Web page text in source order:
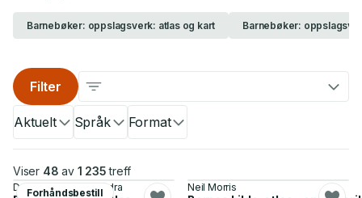
Barnebøker: oppslagsverk: atlas og kart Barnebøker:
Aktuelt Språk Format
Filter
Viser 48 av 1 235 treff
Forhåndsbestill
Delgado, Ana, Kasandra Neil Morris